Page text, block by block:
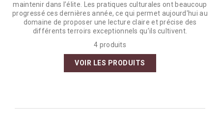
maintenir dans l’élite. Les pratiques culturales ont beaucoup
progressé ces dernières année, ce qui permet aujourd'hui au
domaine de proposer une lecture claire et précise des
différents terroirs exceptionnels qu’ils cultivent.
4 produits
VOIR LES PRODUITS